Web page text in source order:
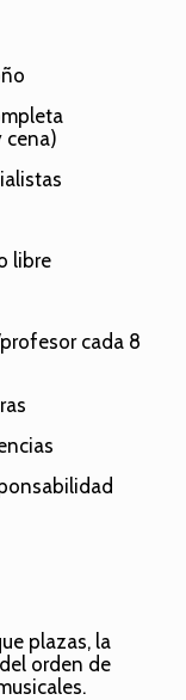
cena)
libre
cada 8
plazas, la
orden de